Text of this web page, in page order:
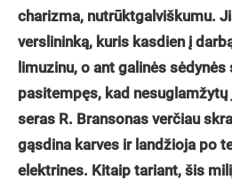
charizma, nutrūktgalviškumu.
verslininką, kuris kasdien į
limuzinu, o ant galinės
pasitempęs, kad
seras R. Bransonas verčiau
gąsdina karves ir landžioja po
elektrines. Kitaip tariant, šis